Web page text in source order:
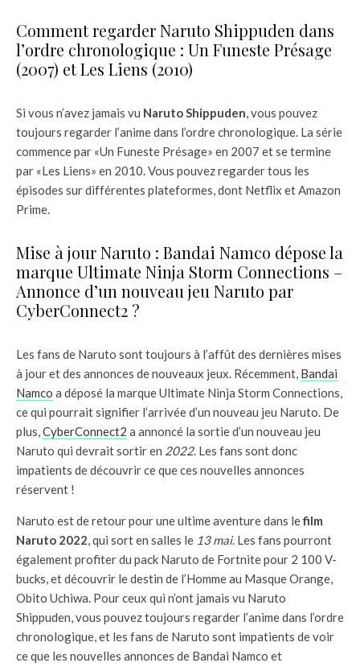
Comment regarder Naruto Shippuden dans
l’ordre chronologique : Un Funeste Présage
(2007) et Les Liens (2010)
Si vous n’avez jamais vu Naruto Shippuden, vous pouvez
toujours regarder l’anime dans l’ordre chronologique. La série
commence par «Un Funeste Présage» en 2007 et se termine
par «Les Liens» en 2010. Vous pouvez regarder tous les
épisodes sur différentes plateformes, dont Netflix et Amazon
Prime.
Mise à jour Naruto : Bandai Namco dépose la
marque Ultimate Ninja Storm Connections –
Annonce d’un nouveau jeu Naruto par
CyberConnect2 ?
Les fans de Naruto sont toujours à l’affût des dernières mises
à jour et des annonces de nouveaux jeux. Récemment, Bandai
Namco a déposé la marque Ultimate Ninja Storm Connections,
ce qui pourrait signifier l’arrivée d’un nouveau jeu Naruto. De
plus,CyberConnect2 a annoncé la sortie d’un nouveau jeu
Naruto qui devrait sortir en 2022. Les fans sont donc
impatients de découvrir ce que ces nouvelles annonces
réservent !
Naruto est de retour pour une ultime aventure dans lefilm
Naruto 2022, qui sort en salles le 13 mai. Les fans pourront
également profiter du pack Naruto de Fortnite pour 2 100 V-
bucks, et découvrir le destin de l’Homme au Masque Orange,
Obito Uchiwa. Pour ceux qui n’ont jamais vu Naruto
Shippuden, vous pouvez toujours regarder l’anime dans l’ordre
chronologique, et les fans de Naruto sont impatients de voir
ce que les nouvelles annonces de Bandai Namco et